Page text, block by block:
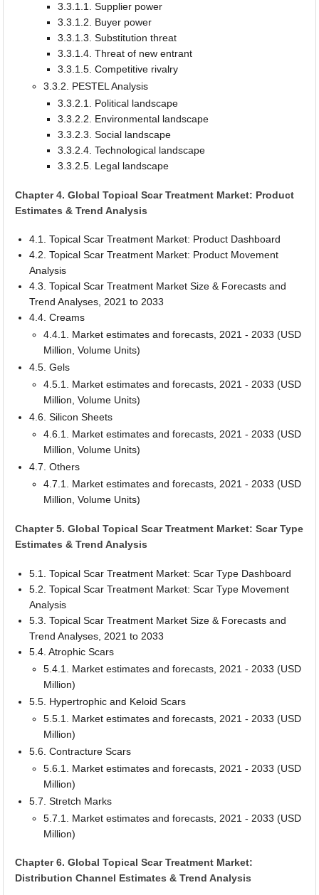
3.3.1.1. Supplier power
3.3.1.2. Buyer power
3.3.1.3. Substitution threat
3.3.1.4. Threat of new entrant
3.3.1.5. Competitive rivalry
3.3.2. PESTEL Analysis
3.3.2.1. Political landscape
3.3.2.2. Environmental landscape
3.3.2.3. Social landscape
3.3.2.4. Technological landscape
3.3.2.5. Legal landscape
Chapter 4. Global Topical Scar Treatment Market: Product
Estimates & Trend Analysis
4.1. Topical Scar Treatment Market: Product Dashboard
4.2. Topical Scar Treatment Market: Product Movement
Analysis
4.3. Topical Scar Treatment Market Size & Forecasts and
Trend Analyses, 2021 to 2033
4.4. Creams
4.4.1. Market estimates and forecasts, 2021 - 2033 (USD
Million, Volume Units)
4.5. Gels
4.5.1. Market estimates and forecasts, 2021 - 2033 (USD
Million, Volume Units)
4.6. Silicon Sheets
4.6.1. Market estimates and forecasts, 2021 - 2033 (USD
Million, Volume Units)
4.7. Others
4.7.1. Market estimates and forecasts, 2021 - 2033 (USD
Million, Volume Units)
Chapter 5. Global Topical Scar Treatment Market: Scar Type
Estimates & Trend Analysis
5.1. Topical Scar Treatment Market: Scar Type Dashboard
5.2. Topical Scar Treatment Market: Scar Type Movement
Analysis
5.3. Topical Scar Treatment Market Size & Forecasts and
Trend Analyses, 2021 to 2033
5.4. Atrophic Scars
5.4.1. Market estimates and forecasts, 2021 - 2033 (USD
Million)
5.5. Hypertrophic and Keloid Scars
5.5.1. Market estimates and forecasts, 2021 - 2033 (USD
Million)
5.6. Contracture Scars
5.6.1. Market estimates and forecasts, 2021 - 2033 (USD
Million)
5.7. Stretch Marks
5.7.1. Market estimates and forecasts, 2021 - 2033 (USD
Million)
Chapter 6. Global Topical Scar Treatment Market:
Distribution Channel Estimates & Trend Analysis